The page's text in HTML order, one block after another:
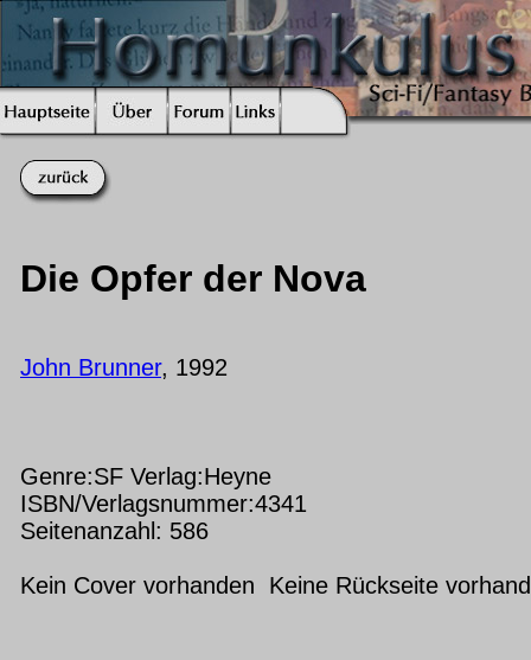
Die Opfer der Nova
John Brunner, 1992
Genre:SF Verlag:Heyne
ISBN/Verlagsnummer:4341
Seitenanzahl: 586
Kein Cover vorhanden Keine Rückseite